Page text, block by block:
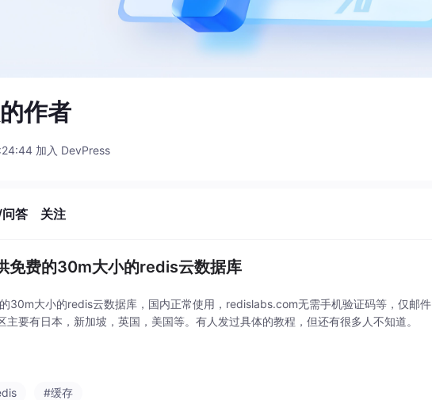
作者
加入 DevPress
答 关注
免费的30m大小的redis云数据库
30m大小的redis云数据库，国内正常使用，redislabs.com无需手机验证码等，仅邮件
主要有日本，新加坡，英国，美国等。有人发过具体的教程，但还有很多人不知道。
#缓存